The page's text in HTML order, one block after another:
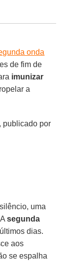
onda
de fim de
imunizar
a
publicado por
uma
Asegunda
dias.
aos
se espalha